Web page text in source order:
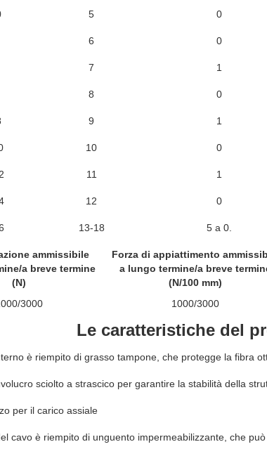
5 0
6 0
7 1
8 0
9 1
10 0
11 1
12 0
13-18 5 a 0.
ammissibile
a breve termine
(N)
Forza di appiattimento
a lungo termine/a breve
(N/100 mm)
3000
1000/3000
Le caratteristiche del
è riempito di grasso tampone, che protegge la fibra
sciolto a strascico per garantire la stabilità della
per il carico assiale
cavo è riempito di unguento impermeabilizzante, che